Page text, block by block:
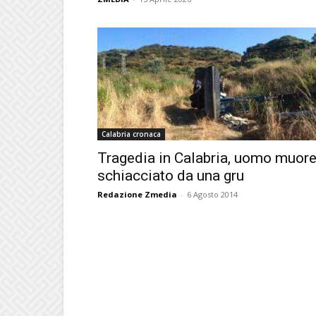
Calabria cronaca
Tragedia in Calabria, uomo muore
schiacciato da una gru
Redazione Zmedia - 6 Agosto 2014